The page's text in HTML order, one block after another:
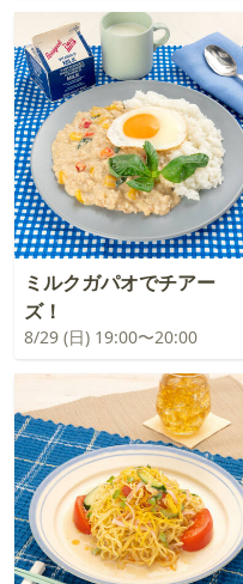
ミルクガパオでチアー
ズ！
8/29 (日) 19:00〜20:00